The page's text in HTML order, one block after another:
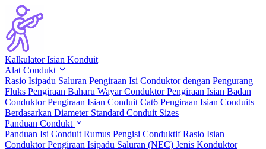
Kalkulator Isian Konduit
Alat Condukt
Rasio Isipadu Saluran Pengiraan Isi Conduktor dengan Pengurang
Fluks Pengiraan Baharu Wayar ConduktorPengiraan Isian Badan
ConduktorPengiraan Isian Conduit Cat6 Pengiraan Isian Conduits
Berdasarkan Diameter Standard Conduit Sizes
Panduan Condukt
Panduan Isi Conduit Rumus Pengisi ConduktifRasio Isian
ConduktorPengiraan Isipadu Saluran (NEC) Jenis Konduktor